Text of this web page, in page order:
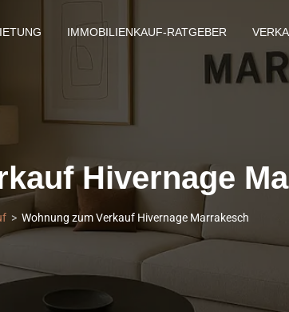
IMMOBILIENKAUF-RATGEBER
Hivernage
Wohnung zum Verkauf Hivernage Marrakesch